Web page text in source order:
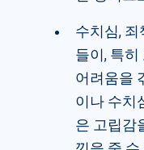
수치심, 죄
들이, 특
어려움을
이나 수치
은 고립감